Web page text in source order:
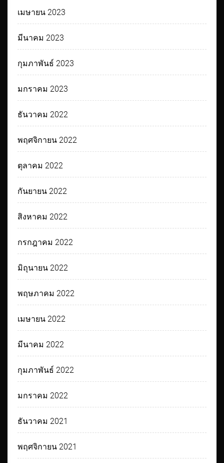
เมษายน 2023
มีนาคม 2023
กุมภาพันธ์ 2023
มกราคม 2023
ธันวาคม 2022
พฤศจิกายน 2022
ตุลาคม 2022
กันยายน 2022
สิงหาคม 2022
กรกฎาคม 2022
มิถุนายน 2022
พฤษภาคม 2022
เมษายน 2022
มีนาคม 2022
กุมภาพันธ์ 2022
มกราคม 2022
ธันวาคม 2021
พฤศจิกายน 2021